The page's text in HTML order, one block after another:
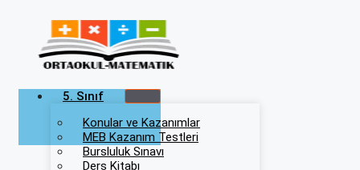
5. Sınıf
Konular ve Kazanımlar
MEB Kazanım Testleri
Bursluluk Sınavı
Ders Kitabı